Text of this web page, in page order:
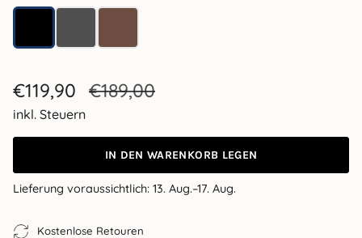
Verkaufspreis
€119,90 Regulärer
€189,00
inkl. Steuern
IN DEN WARENKORB LEGEN
Lieferung voraussichtlich: 13. Aug.–17. Aug.
Kostenlose Retouren